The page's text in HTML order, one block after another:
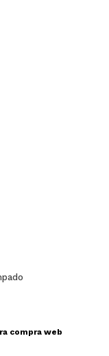
compra web